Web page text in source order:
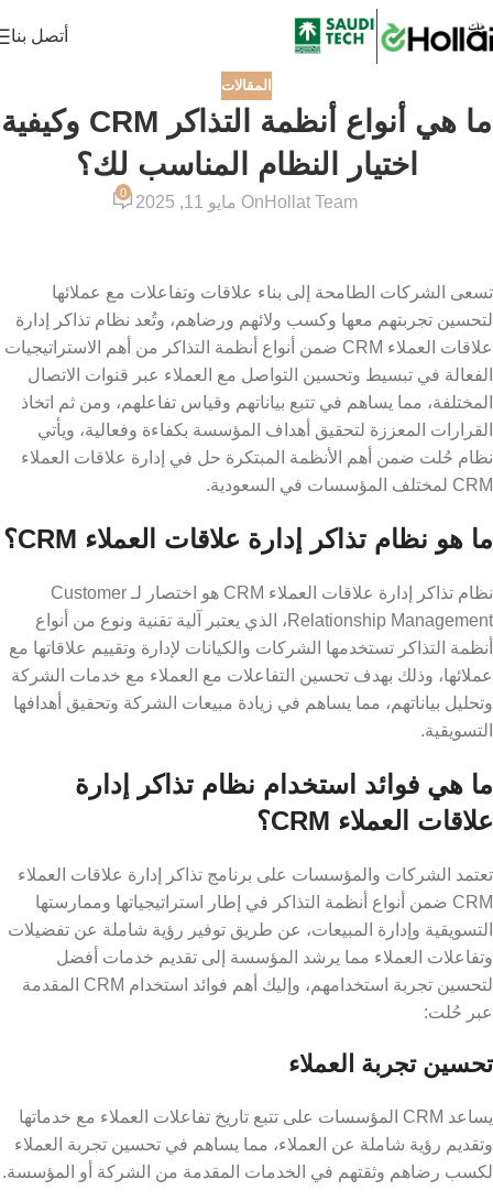
أتصل بنا
المقالات
ما هي أنواع أنظمة التذاكر CRM وكيفية
اختيار النظام المناسب لك؟
Hollat Team On مايو 11, 2025
0
تسعى الشركات الطامحة إلى بناء علاقات وتفاعلات مع عملائها
لتحسين تجربتهم معها وكسب ولائهم ورضاهم، وتُعد نظام تذاكر إدارة
علاقات العملاء CRM ضمن أنواع أنظمة التذاكر من أهم الاستراتيجيات
الفعالة في تبسيط وتحسين التواصل مع العملاء عبر قنوات الاتصال
المختلفة، مما يساهم في تتبع بياناتهم وقياس تفاعلهم، ومن ثم اتخاذ
القرارات المعززة لتحقيق أهداف المؤسسة بكفاءة وفعالية، ويأتي
نظام حُلت ضمن أهم الأنظمة المبتكرة حل في إدارة علاقات العملاء
CRM لمختلف المؤسسات في السعودية.
ما هو نظام تذاكر إدارة علاقات العملاء CRM؟
نظام تذاكر إدارة علاقات العملاء CRM هو اختصار لـ Customer
Relationship Management، الذي يعتبر آلية تقنية ونوع من أنواع
أنظمة التذاكر تستخدمها الشركات والكيانات لإدارة وتقييم علاقاتها مع
عملائها، وذلك بهدف تحسين التفاعلات مع العملاء مع خدمات الشركة
وتحليل بياناتهم، مما يساهم في زيادة مبيعات الشركة وتحقيق أهدافها
التسويقية.
ما هي فوائد استخدام نظام تذاكر إدارة
علاقات العملاء CRM؟
تعتمد الشركات والمؤسسات على برنامج تذاكر إدارة علاقات العملاء
CRM ضمن أنواع أنظمة التذاكر في إطار استراتيجياتها وممارستها
التسويقية وإدارة المبيعات، عن طريق توفير رؤية شاملة عن تفضيلات
وتفاعلات العملاء مما يرشد المؤسسة إلى تقديم خدمات أفضل
لتحسين تجربة استخدامهم، وإليك أهم فوائد استخدام CRM المقدمة
عبر حُلت:
تحسين تجربة العملاء
يساعد CRM المؤسسات على تتبع تاريخ تفاعلات العملاء مع خدماتها
وتقديم رؤية شاملة عن العملاء، مما يساهم في تحسين تجربة العملاء
لكسب رضاهم وثقتهم في الخدمات المقدمة من الشركة أو المؤسسة.